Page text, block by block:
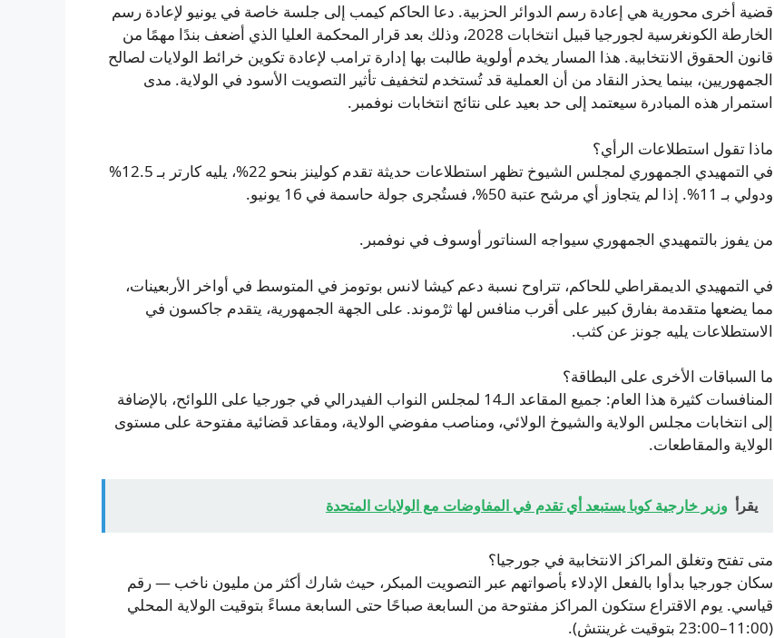
قضية أخرى محورية هي إعادة رسم الدوائر الحزبية. دعا الحاكم كيمب إلى جلسة خاصة في يونيو لإعادة رسم
الخارطة الكونغرسية لجورجيا قبيل انتخابات 2028، وذلك بعد قرار المحكمة العليا الذي أضعف بندًا مهمًا من
قانون الحقوق الانتخابية. هذا المسار يخدم أولوية طالبت بها إدارة ترامب لإعادة تكوين خرائط الولايات لصالح
الجمهوريين، بينما يحذر النقاد من أن العملية قد تُستخدم لتخفيف تأثير التصويت الأسود في الولاية. مدى
استمرار هذه المبادرة سيعتمد إلى حد بعيد على نتائج انتخابات نوفمبر.
ماذا تقول استطلاعات الرأي؟
في التمهيدي الجمهوري لمجلس الشيوخ تظهر استطلاعات حديثة تقدم كولينز بنحو 22%، يليه كارتر بـ 12.5%
ودولي بـ 11%. إذا لم يتجاوز أي مرشح عتبة 50%، فستُجرى جولة حاسمة في 16 يونيو.
من يفوز بالتمهيدي الجمهوري سيواجه السناتور أوسوف في نوفمبر.
في التمهيدي الديمقراطي للحاكم، تتراوح نسبة دعم كيشا لانس بوتومز في المتوسط في أواخر الأربعينات،
مما يضعها متقدمة بفارق كبير على أقرب منافس لها ثرْموند. على الجهة الجمهورية، يتقدم جاكسون في
الاستطلاعات يليه جونز عن كثب.
ما السباقات الأخرى على البطاقة؟
المنافسات كثيرة هذا العام: جميع المقاعد الـ14 لمجلس النواب الفيدرالي في جورجيا على اللوائح، بالإضافة
إلى انتخابات مجلس الولاية والشيوخ الولائي، ومناصب مفوضي الولاية، ومقاعد قضائية مفتوحة على مستوى
الولاية والمقاطعات.
يقرأ وزير خارجية كوبا يستبعد أي تقدم في المفاوضات مع الولايات المتحدة
متى تفتح وتغلق المراكز الانتخابية في جورجيا؟
سكان جورجيا بدأوا بالفعل الإدلاء بأصواتهم عبر التصويت المبكر، حيث شارك أكثر من مليون ناخب — رقم
قياسي. يوم الاقتراع ستكون المراكز مفتوحة من السابعة صباحًا حتى السابعة مساءً بتوقيت الولاية المحلي
(11:00–23:00 بتوقيت غرينتش).